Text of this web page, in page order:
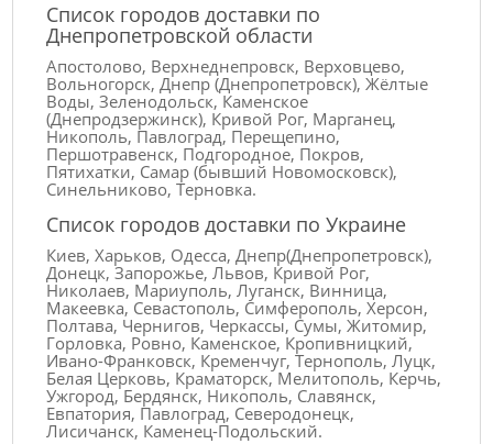
Список городов доставки по
Днепропетровской области
Апостолово, Верхнеднепровск, Верховцево,
Вольногорск, Днепр (Днепропетровск), Жёлтые
Воды, Зеленодольск, Каменское
(Днепродзержинск), Кривой Рог, Марганец,
Никополь, Павлоград, Перещепино,
Першотравенск, Подгородное, Покров,
Пятихатки, Самар (бывший Новомосковск),
Синельниково, Терновка.
Список городов доставки по Украине
Киев, Харьков, Одесса, Днепр(Днепропетровск),
Донецк, Запорожье, Львов, Кривой Рог,
Николаев, Мариуполь, Луганск, Винница,
Макеевка, Севастополь, Симферополь, Херсон,
Полтава, Чернигов, Черкассы, Сумы, Житомир,
Горловка, Ровно, Каменское, Кропивницкий,
Ивано-Франковск, Кременчуг, Тернополь, Луцк,
Белая Церковь, Краматорск, Мелитополь, Керчь,
Ужгород, Бердянск, Никополь, Славянск,
Евпатория, Павлоград, Северодонецк,
Лисичанск, Каменец-Подольский.